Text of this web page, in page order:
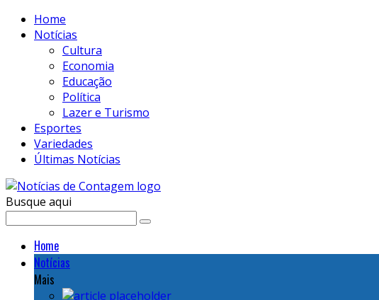
Home
Notícias
Cultura
Economia
Educação
Política
Lazer e Turismo
Esportes
Variedades
Últimas Notícias
Busque aqui
Home
Notícias
Mais